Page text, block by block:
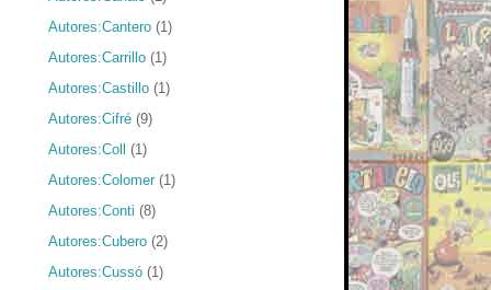
Autores:Cantero (1)
Autores:Carrillo (1)
Autores:Castillo (1)
Autores:Cifré (9)
Autores:Coll
(1)
Autores:Colomer (1)
Autores:Conti (8)
Autores:Cubero (2)
Autores:Cussó (1)